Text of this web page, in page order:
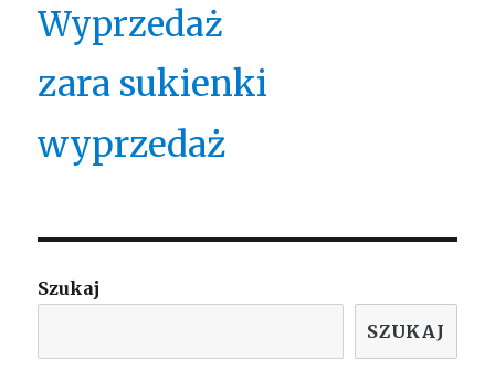
Wyprzedaż
zara sukienki
wyprzedaż
Szukaj
SZUKAJ